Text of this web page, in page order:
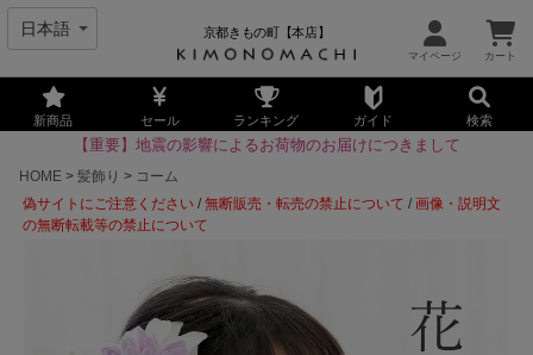
京都きもの町【本店】
新商品 セール ランキング ガイド 検索
【重要】地震の影響によるお荷物のお届けにつきまして
HOME
髪飾り
コーム
偽サイトにご注意ください /無断販売・転売の禁止について /画像・説明文
の無断転載等の禁止について